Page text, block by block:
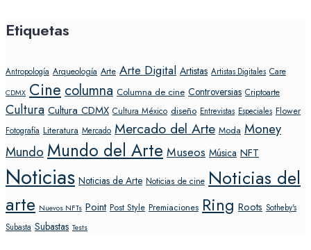
Etiquetas
Antropología Arqueología Arte Arte Digital Artistas Artistas Digitales Care
CDMX Cine columna Columna de cine Controversias Criptoarte
Cultura Cultura CDMX Cultura México diseño Entrevistas Especiales Flower
Fotografía Literatura Mercado Mercado del Arte Moda Money
Mundo Mundo del Arte Museos Música NFT
Noticias Noticias de Arte Noticias de cine Noticias del
arte Nuevos NFTs Point Post Style Premiaciones Ring Roots Sotheby's
Subasta Subastas Tests